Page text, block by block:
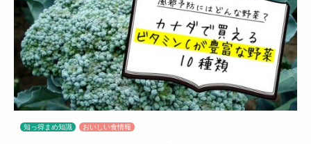
知っ得まめ知識 おいしい食情報